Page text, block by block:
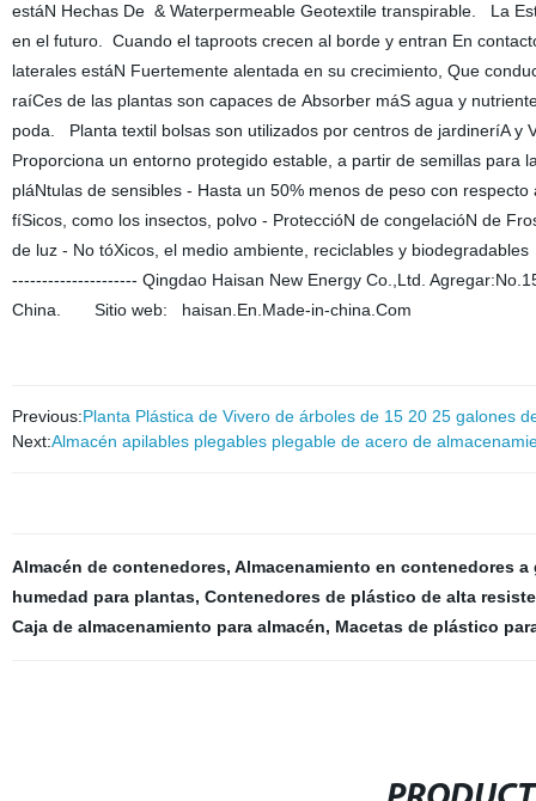
estáN Hechas De & Waterpermeable Geotextile transpirable. La
en el futuro. Cuando el taproots crecen al borde y entran En
laterales estáN Fuertemente alentada en su crecimiento, Que
raíCes de las plantas son capaces de Absorber máS agua y
poda. Planta textil bolsas son utilizados por centros de jardineríA y
Proporciona un entorno protegido estable, a partir de semillas para
pláNtulas de sensibles - Hasta un 50% menos de peso con
fíSicos, como los insectos, polvo - ProteccióN de congelacióN de
de luz - No tóXicos, el medio ambiente, reciclables y
--------------------- Qingdao Haisan New Energy Co.,Ltd.
China. Sitio web: haisan.En.Made-in-china.Com
Previous:Planta Plástica de Vivero de árboles de 15 20 25 galones
Next:Almacén apilables plegables plegable de acero de
Almacén de contenedores, Almacenamiento en contenedores a
humedad para plantas, Contenedores de plástico de alta
Caja de almacenamiento para almacén, Macetas de plástico